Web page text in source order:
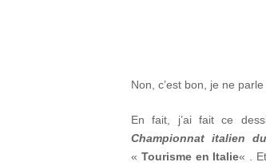
Non, c’est bon, je ne
En fait, j’ai fait ce
Championnat italien
« Tourisme en Italie« .